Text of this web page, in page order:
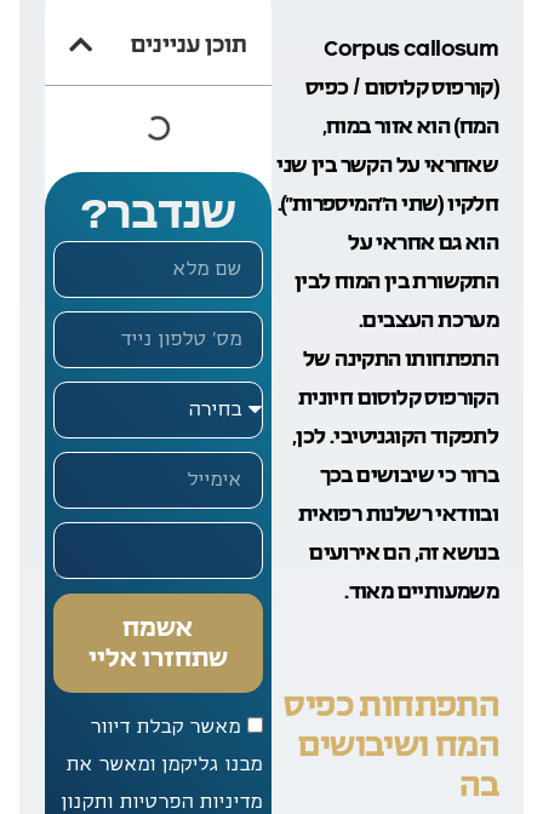
תוכן עניינים
שנדבר?
מאשר קבלת דיוור
מבנו גליקמן ומאשר את
מדיניות הפרטיות ותקנון
אשמח
שתחזרו אליי
Corpus callosum
(קורפוס קלוסום / כפיס
המח) הוא אזור במוח,
שאחראי על הקשר בין שני
חלקיו (שתי ה”המיספרות”).
הוא גם אחראי על
התקשורת בין המוח לבין
מערכת העצבים.
התפתחותו התקינה של
הקורפוס קלוסום חיונית
לתפקוד הקוגניטיבי. לכן,
ברור כי שיבושים בכך
ובוודאי רשלנות רפואית
בנושא זה, הם אירועים
משמעותיים מאוד.
התפתחות כפיס
המח ושיבושים
בה